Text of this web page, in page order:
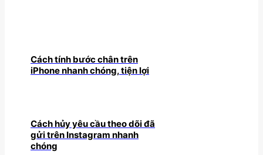
Cách tính bước chân trên
iPhone nhanh chóng, tiện lợi
Cách hủy yêu cầu theo dõi đã
gửi trên Instagram nhanh
chóng